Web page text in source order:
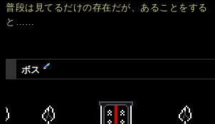
普段は見てるだけの存在だが、あることをする
と……
ボス